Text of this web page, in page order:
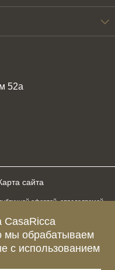
CasaRicca
мы обрабатываем
с использованием
52а
сайта
офертой, определяемой
Для получения актуальной и
поставки просьба
телефонам